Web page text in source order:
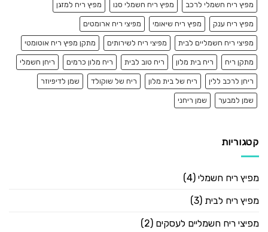
מפיץ ריח חשמלי לרכב מפיץ ריח חשמלי סנו מפיץ ריח למזגן
מפיץ ריח ענק מפיץ ריח שיאומי מפיצי ריח ארומטים
מפיצי ריח חשמליים לבית מפיצי ריח לשירותים מתקן מפיץ ריח אוטומטי
מתקן ריח ריח בית מלון ריח טוב לבית ריח מלון כרמים ריחן חשמלי
ריחן לרכב ללין ריח של בית מלון ריח של שוקולד שמן לדיפיוזר
שמן למבער שמן ריחני
קטגוריות
מפיץ ריח חשמלי (4)
מפיץ ריח לבית (3)
מפיצי ריח חשמליים לעסקים (2)